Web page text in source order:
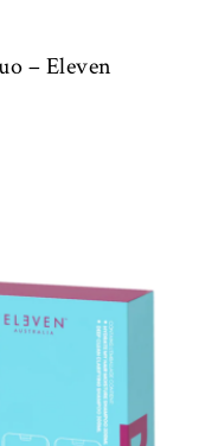
– Eleven